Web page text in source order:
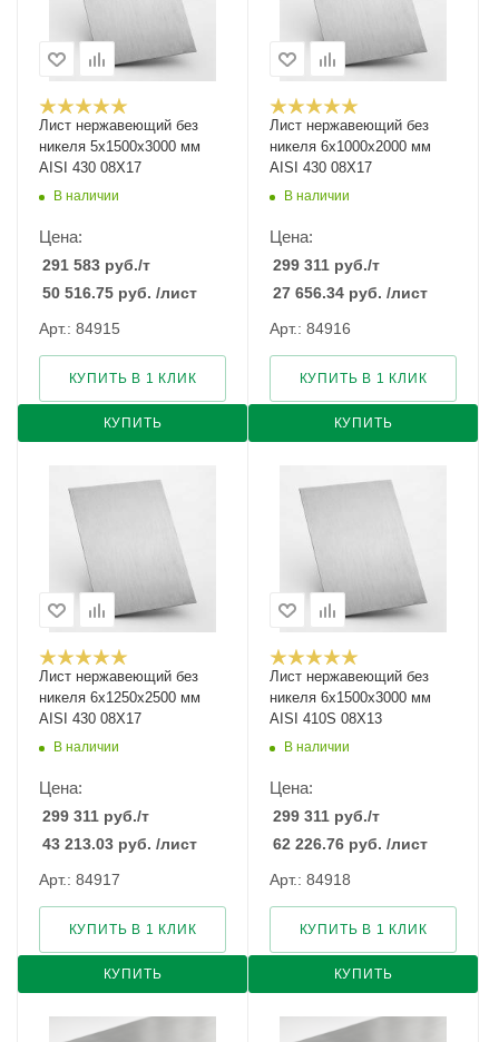
Лист нержавеющий без
никеля 5х1500х3000 мм
AISI 430 08Х17
В наличии
Цена:
291 583 руб./т
50 516.75 руб. /лист
Арт.: 84915
КУПИТЬ
КУПИТЬ В 1 КЛИК
Лист нержавеющий без
никеля 6х1000х2000 мм
AISI 430 08Х17
В наличии
Цена:
299 311 руб./т
27 656.34 руб. /лист
Арт.: 84916
КУПИТЬ
КУПИТЬ В 1 КЛИК
Лист нержавеющий без
никеля 6х1250х2500 мм
AISI 430 08Х17
В наличии
Цена:
299 311 руб./т
43 213.03 руб. /лист
Арт.: 84917
КУПИТЬ
КУПИТЬ В 1 КЛИК
Лист нержавеющий без
никеля 6х1500х3000 мм
AISI 410S 08Х13
В наличии
Цена:
299 311 руб./т
62 226.76 руб. /лист
Арт.: 84918
КУПИТЬ
КУПИТЬ В 1 КЛИК